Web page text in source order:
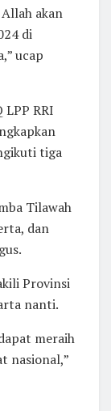
akan
di
ucap
RRI
tiga
Tilawah
dan
Provinsi
nanti.
meraih
nasional,”